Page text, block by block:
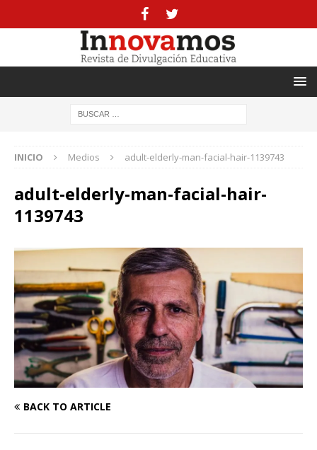
INICIO Medios adult-elderly-man-facial-hair-1139743
adult-elderly-man-facial-hair-
1139743
BACK TO ARTICLE